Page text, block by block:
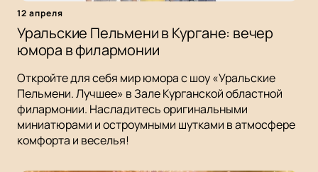
12 апреля
Уральские Пельмени в Кургане: вечер
юмора в филармонии
Откройте для себя мир юмора с шоу «Уральские
Пельмени. Лучшее» в Зале Курганской областной
филармонии. Насладитесь оригинальными
миниатюрами и остроумными шутками в атмосфере
комфорта и веселья!